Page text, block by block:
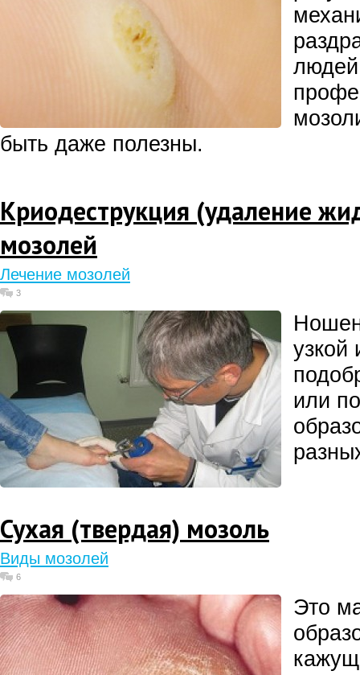
быть даже полезны.
Криодеструкция (удаление
мозолей
Лечение мозолей
3
узкой
или
Сухая (твердая) мозоль
Виды мозолей
6
Это